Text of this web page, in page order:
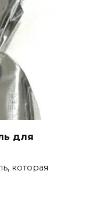
для
которая